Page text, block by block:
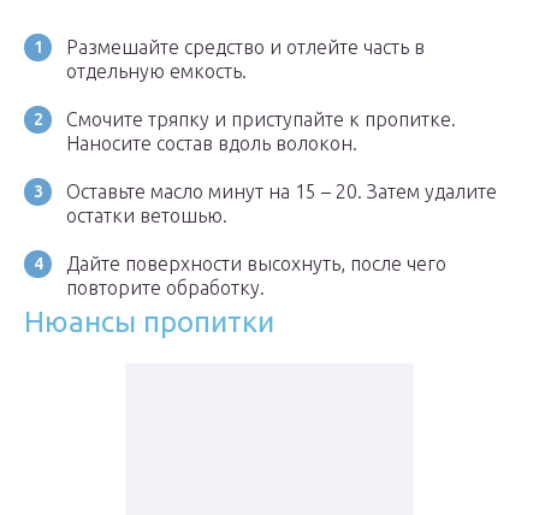
Размешайте средство и отлейте часть в
отдельную емкость.
Смочите тряпку и приступайте к пропитке.
Наносите состав вдоль волокон.
Оставьте масло минут на 15 – 20. Затем удалите
остатки ветошью.
Дайте поверхности высохнуть, после чего
повторите обработку.
Нюансы пропитки